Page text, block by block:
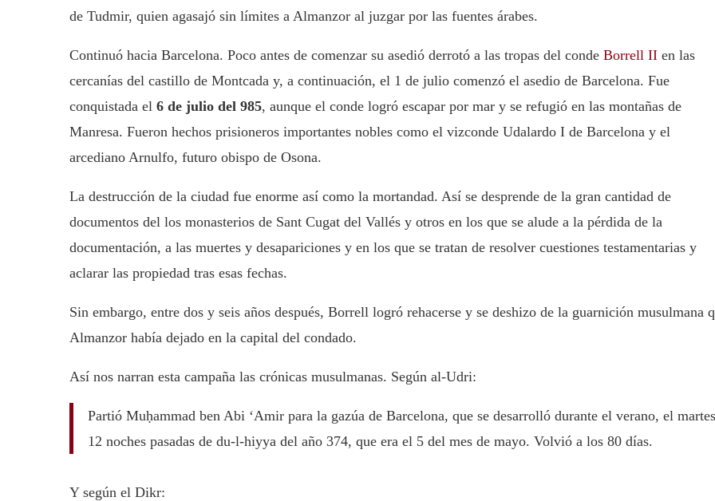
de Tudmir, quien agasajó sin límites a Almanzor al juzgar por las fuentes árabes.
Continuó hacia Barcelona. Poco antes de comenzar su asedió derrotó a las tropas del conde Borrell II en las
cercanías del castillo de Montcada y, a continuación, el 1 de julio comenzó el asedio de Barcelona. Fue
conquistada el 6 de julio del 985, aunque el conde logró escapar por mar y se refugió en las montañas de
Manresa. Fueron hechos prisioneros importantes nobles como el vizconde Udalardo I de Barcelona y el
arcediano Arnulfo, futuro obispo de Osona.
La destrucción de la ciudad fue enorme así como la mortandad. Así se desprende de la gran cantidad de
documentos del los monasterios de Sant Cugat del Vallés y otros en los que se alude a la pérdida de la
documentación, a las muertes y desapariciones y en los que se tratan de resolver cuestiones testamentarias y
aclarar las propiedad tras esas fechas.
Sin embargo, entre dos y seis años después, Borrell logró rehacerse y se deshizo de la guarnición musulmana
Almanzor había dejado en la capital del condado.
Así nos narran esta campaña las crónicas musulmanas. Según al-Udri:
Partió Muḥammad ben Abi ‘Amir para la gazúa de Barcelona, que se desarrolló durante el verano, el
12 noches pasadas de du-l-hiyya del año 374, que era el 5 del mes de mayo. Volvió a los 80 días.
Y según el Dikr: